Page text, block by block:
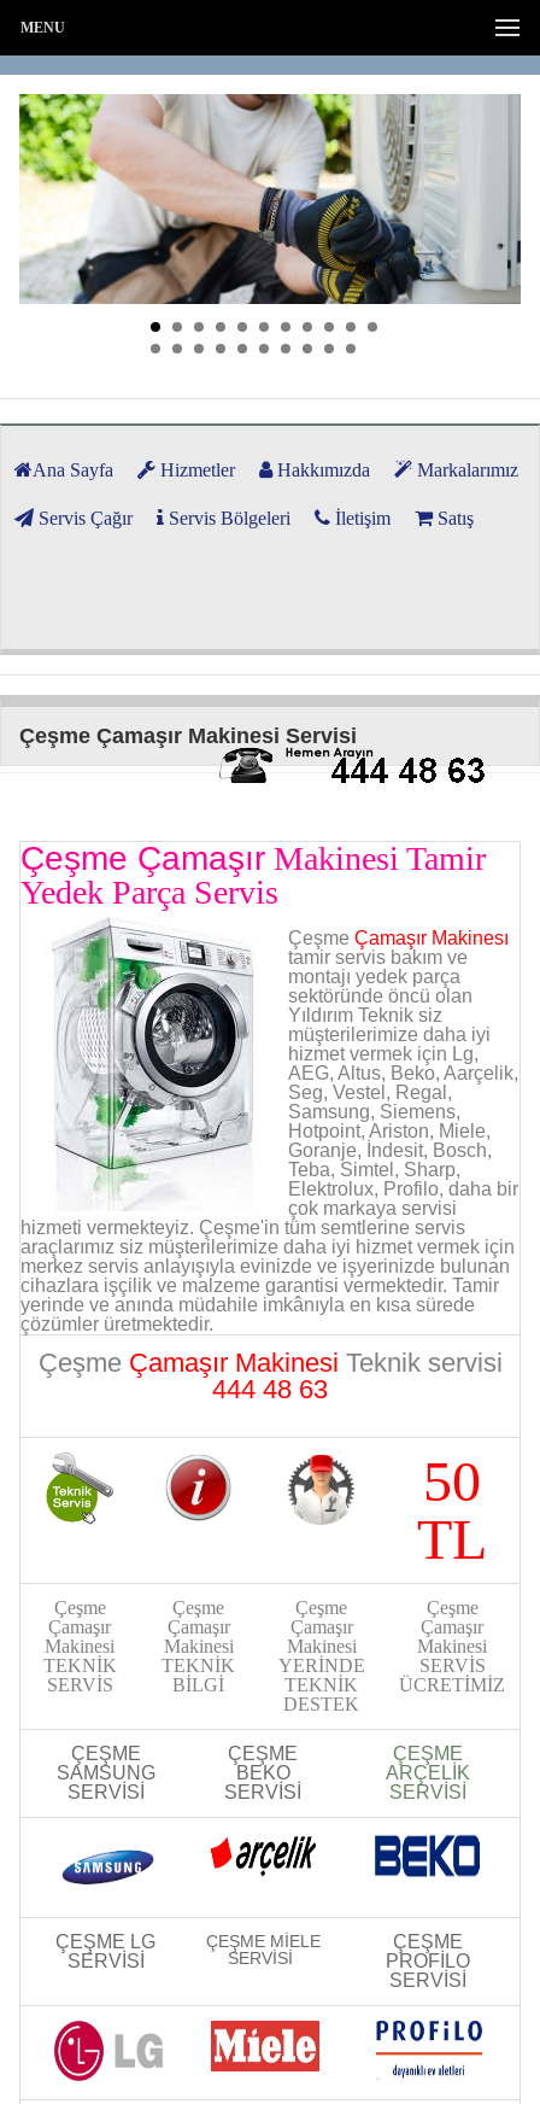
MENU
Ana Sayfa Hizmetler Hakkımızda Markalarımız
Servis Çağır Servis Bölgeleri İletişim Satış
Çeşme Çamaşır Makinesi Servisi
Çeşme Çamaşır Makinesi Tamir
Yedek Parça Servis
Çeşme Çamaşır Makinesı
tamir servis bakım ve
montajı yedek parça
sektöründe öncü olan
Yıldırım Teknik siz
müşterilerimize daha iyi
hizmet vermek için Lg,
AEG, Altus, Beko, Aarçelik,
Seg, Vestel, Regal,
Samsung, Siemens,
Hotpoint, Ariston, Miele,
Goranje, İndesit, Bosch,
Teba, Simtel, Sharp,
Elektrolux, Profilo, daha bir
çok markaya servisi
hizmeti vermekteyiz. Çeşme'in tüm semtlerine servis
araçlarımız siz müşterilerimize daha iyi hizmet vermek için
merkez servis anlayışıyla evinizde ve işyerinizde bulunan
cihazlara işçilik ve malzeme garantisi vermektedir. Tamir
yerinde ve anında müdahile imkânıyla en kısa sürede
çözümler üretmektedir.
ÇeşmeÇamaşır Makinesi Teknik servisi
444 48 63
50
TL
Çeşme
Çamaşır
Makinesi
TEKNİK
SERVİS
Çeşme
Çamaşır
Makinesi
TEKNİK
BİLGİ
Çeşme
Çamaşır
Makinesi
YERİNDE
TEKNİK
DESTEK
Çeşme
Çamaşır
Makinesi
SERVİS
ÜCRETİMİZ
ÇEŞME
SAMSUNG
SERVİSİ
ÇEŞME
BEKO
SERVİSİ
ÇEŞME
ARÇELİK
SERVİSİ
ÇEŞME LG
SERVİSİ
ÇEŞME MİELE
SERVİSİ
ÇEŞME
PROFİLO
SERVİSİ